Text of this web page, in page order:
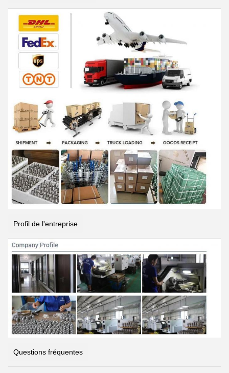
Profil de l'entreprise
Questions fréquentes